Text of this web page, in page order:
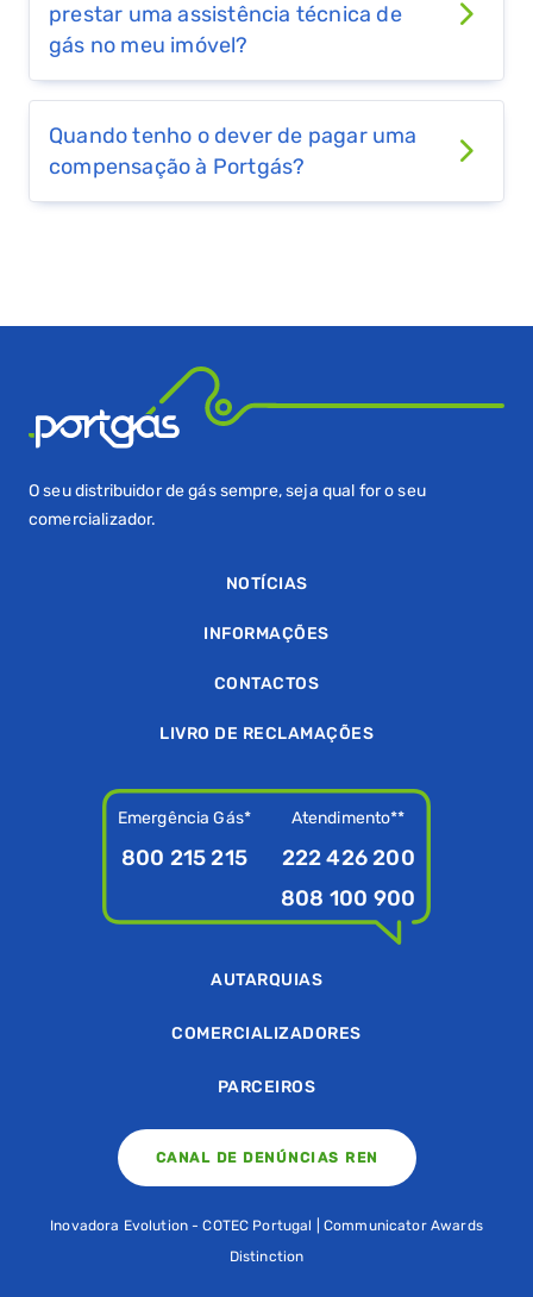
prestar uma assistência técnica de
gás no meu imóvel?
Quando tenho o dever de pagar uma
compensação à Portgás?
O seu distribuidor de gás sempre, seja qual for o seu
comercializador.
NOTÍCIAS
INFORMAÇÕES
CONTACTOS
LIVRO DE RECLAMAÇÕES
Emergência Gás*
800 215 215
Atendimento**
222 426 200
808 100 900
AUTARQUIAS
COMERCIALIZADORES
PARCEIROS
CANAL DE DENÚNCIAS REN
Inovadora Evolution - COTEC Portugal | Communicator Awards
Distinction